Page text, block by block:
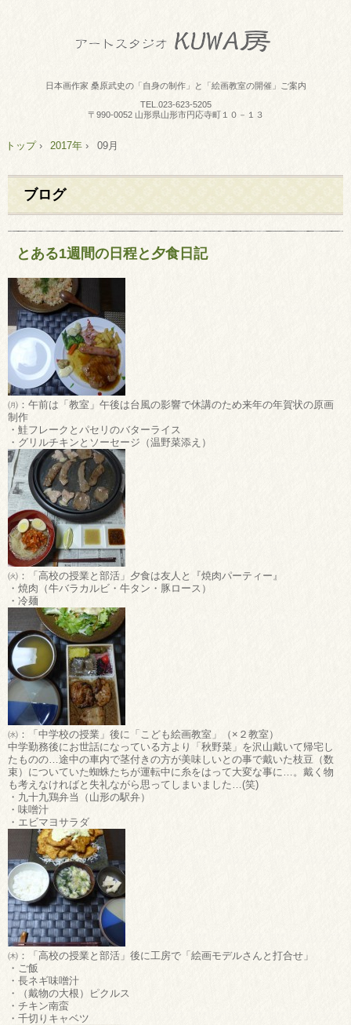
日本画作家 桑原武史の「自身の制作」と「絵画教室の開催」ご案内
TEL. 023-623-5205
〒990-0052 山形県山形市円応寺町１０－１３
トップ› 2017年 › 09月
ブログ
とある1週間の日程と夕食日記
㈪：午前は「教室」午後は台風の影響で休講のため来年の年賀状の原画
制作
・鮭フレークとパセリのバターライス
・グリルチキンとソーセージ（温野菜添え）
㈫：「高校の授業と部活」夕食は友人と『焼肉パーティー』
・焼肉（牛バラカルビ・牛タン・豚ロース）
・冷麺
㈬：「中学校の授業」後に「こども絵画教室」（×２教室）
中学勤務後にお世話になっている方より「秋野菜」を沢山戴いて帰宅し
たものの…途中の車内で茎付きの方が美味しいとの事で戴いた枝豆（数
束）についていた蜘蛛たちが運転中に糸をはって大変な事に…。戴く物
も考えなければと失礼ながら思ってしまいました…(笑)
・九十九鶏弁当（山形の駅弁）
・味噌汁
・エビマヨサラダ
㈭：「高校の授業と部活」後に工房で「絵画モデルさんと打合せ」
・ご飯
・長ネギ味噌汁
・（戴物の大根）ピクルス
・チキン南蛮
・千切りキャベツ